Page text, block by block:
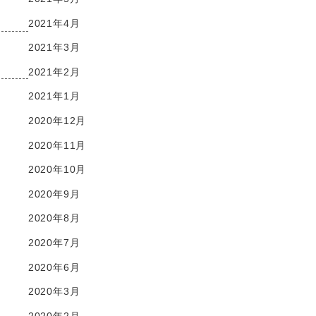
2021年4月
2021年3月
2021年2月
2021年1月
2020年12月
2020年11月
2020年10月
2020年9月
2020年8月
2020年7月
2020年6月
2020年3月